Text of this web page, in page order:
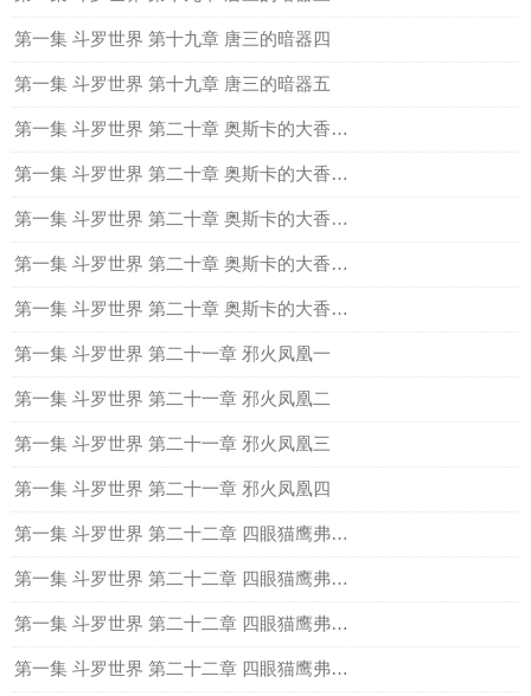
第一集 斗罗世界 第十九章 唐三的暗器四
第一集 斗罗世界 第十九章 唐三的暗器五
第一集 斗罗世界 第二十章 奥斯卡的大香肠和小腊肠一
第一集 斗罗世界 第二十章 奥斯卡的大香肠和小腊肠二
第一集 斗罗世界 第二十章 奥斯卡的大香肠和小腊肠三
第一集 斗罗世界 第二十章 奥斯卡的大香肠和小腊肠四
第一集 斗罗世界 第二十章 奥斯卡的大香肠和小腊肠五
第一集 斗罗世界 第二十一章 邪火凤凰一
第一集 斗罗世界 第二十一章 邪火凤凰二
第一集 斗罗世界 第二十一章 邪火凤凰三
第一集 斗罗世界 第二十一章 邪火凤凰四
第一集 斗罗世界 第二十二章 四眼猫鹰弗兰德一
第一集 斗罗世界 第二十二章 四眼猫鹰弗兰德二
第一集 斗罗世界 第二十二章 四眼猫鹰弗兰德三
第一集 斗罗世界 第二十二章 四眼猫鹰弗兰德四